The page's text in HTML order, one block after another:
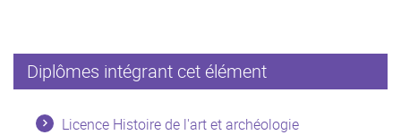
Diplômes intégrant cet élément
Licence Histoire de l'art et archéologie